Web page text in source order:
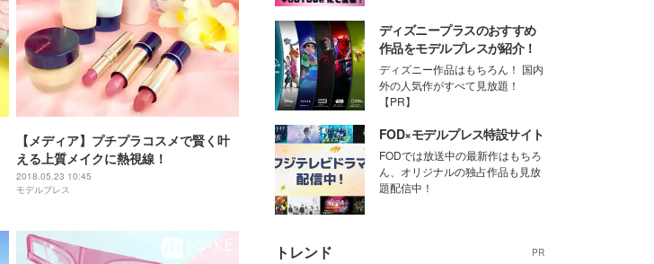
【メディア】プチプラコスメで賢く叶
える上質メイクに熱視線！
2018.05.23 10:45
モデルプレス
ディズニープラスのおすすめ
作品をモデルプレスが紹介！
ディズニー作品はもちろん！ 国内
外の人気作がすべて見放題！
【PR】
FOD×モデルプレス特設サイト
FODでは放送中の最新作はもちろ
ん、オリジナルの独占作品も見放
題配信中！
トレンド PR